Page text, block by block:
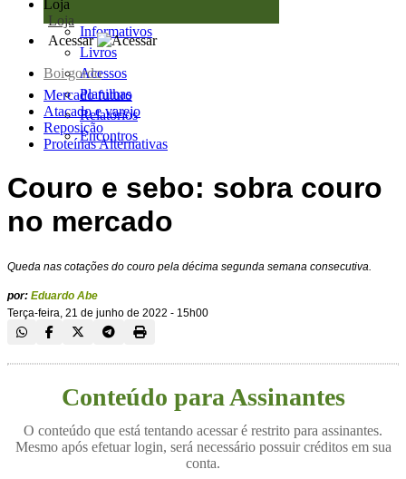
Loja
Loja
Informativos
Livros
Acessos
Planilhas
Relatórios
Encontros
Acessar
Boi gordo
Mercado futuro
Atacado e varejo
Reposição
Proteínas Alternativas
Couro e sebo: sobra couro
no mercado
Queda nas cotações do couro pela décima segunda semana consecutiva.
por: Eduardo Abe
Terça-feira, 21 de junho de 2022 - 15h00
Conteúdo para Assinantes
O conteúdo que está tentando acessar é restrito para assinantes.
Mesmo após efetuar login, será necessário possuir créditos em sua
conta.